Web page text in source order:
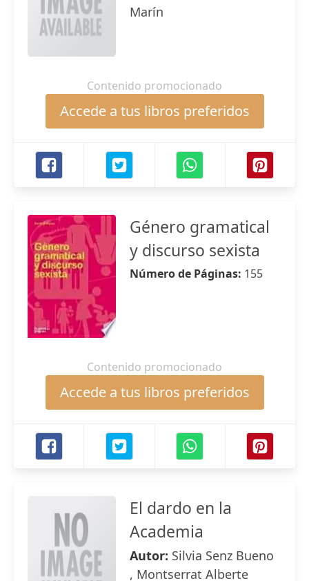
Marín
Contenido promocionado
Accede a tus libros preferidos
Género gramatical
y discurso sexista
Número de Páginas: 155
Contenido promocionado
Accede a tus libros preferidos
El dardo en la
Academia
Autor: Silvia Senz Bueno
, Montserrat Alberte